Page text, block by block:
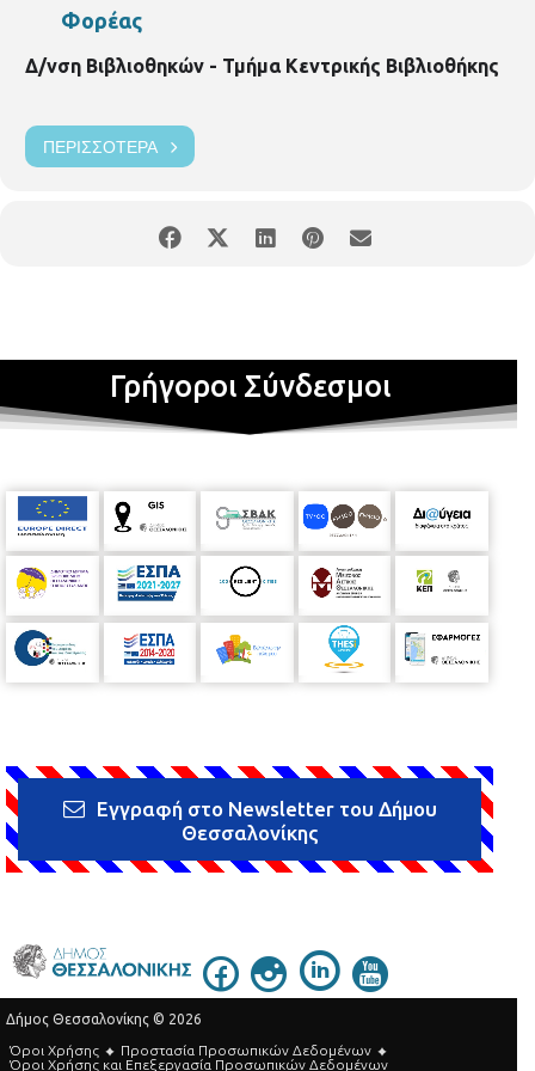
Φορέας
Δ/νση Βιβλιοθηκών - Τμήμα Κεντρικής Βιβλιοθήκης
ΠΕΡΙΣΣΌΤΕΡΑ
Γρήγοροι Σύνδεσμοι
Εγγραφή στο Newsletter του Δήμου
Θεσσαλονίκης
Δήμος Θεσσαλονίκης © 2026
Όροι Χρήσης
Προστασία Προσωπικών Δεδομένων
Όροι Xρήσης και Eπεξεργασία Προσωπικών Δεδομένων